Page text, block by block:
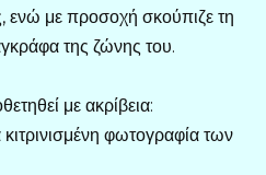
με προσοχή σκούπιζε τη
της ζώνης του.
με ακρίβεια:
κιτρινισμένη φωτογραφία των